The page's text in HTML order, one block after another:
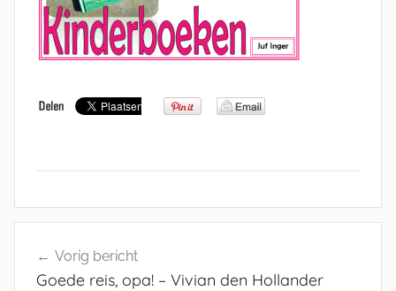
navigatie
Vorig bericht
Goede reis, opa! – Vivian den Hollander